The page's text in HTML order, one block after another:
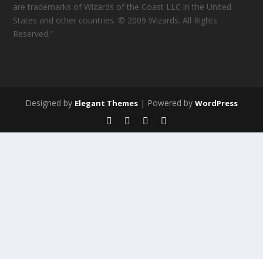
are trademarks of Wizards of the Coast LLC in the United
States and other countries. © 2009 Wizards. All Rights
Reserved.”
Designed by Elegant Themes | Powered by WordPress